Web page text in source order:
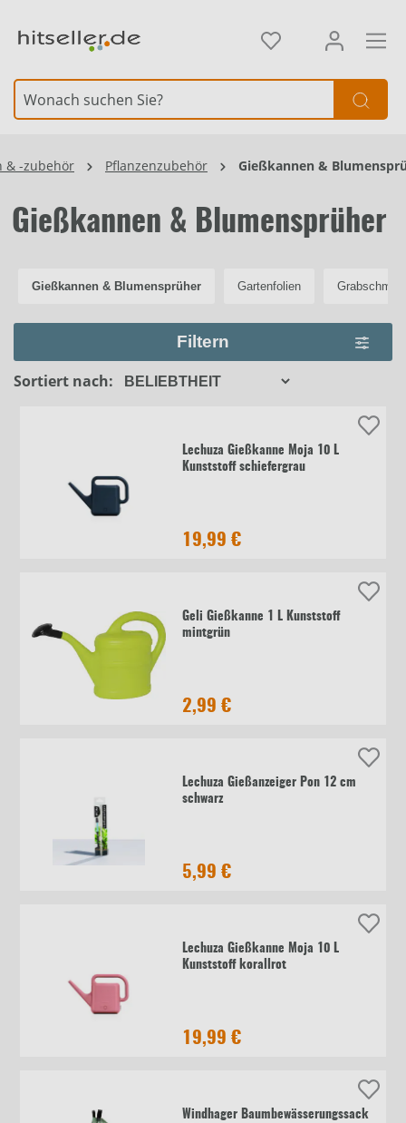
& -zubehör Pflanzenzubehör Gießkannen &
Gießkannen & Blumensprüher
Gießkannen & Blumensprüher Gartenfolien
Filtern
Sortiert nach:
Lechuza Gießkanne Moja 10 L
Kunststoff schiefergrau
19,99 €
Geli Gießkanne 1 L Kunststoff
mintgrün
2,99 €
Lechuza Gießanzeiger Pon 12 cm
schwarz
5,99 €
Lechuza Gießkanne Moja 10 L
Kunststoff korallrot
19,99 €
Windhager Baumbewässerungssack
Element überspringen